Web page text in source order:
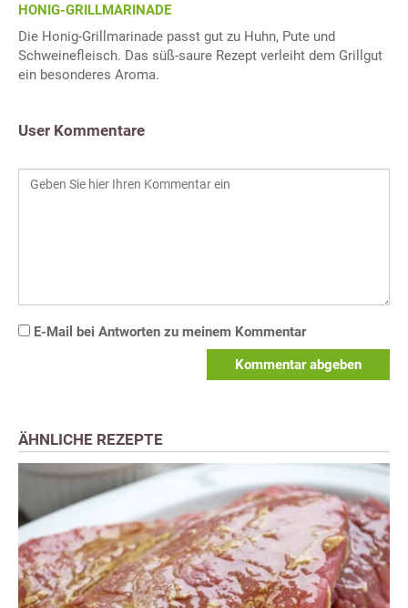
HONIG-GRILLMARINADE
Die Honig-Grillmarinade passt gut zu Huhn, Pute und
Schweinefleisch. Das süß-saure Rezept verleiht dem Grillgut
ein besonderes Aroma.
User Kommentare
E-Mail bei Antworten zu meinem Kommentar
Kommentar abgeben
ÄHNLICHE REZEPTE